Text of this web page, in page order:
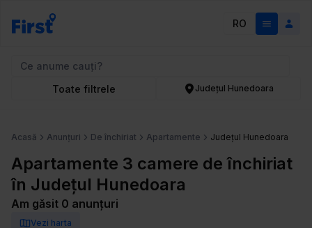
RO
Toate filtrele Județul Hunedoara
Acasă Anunțuri De închiriat Apartamente Județul Hunedoara
Apartamente 3 camere de închiriat
în Județul Hunedoara
Am găsit 0 anunțuri
Vezi harta